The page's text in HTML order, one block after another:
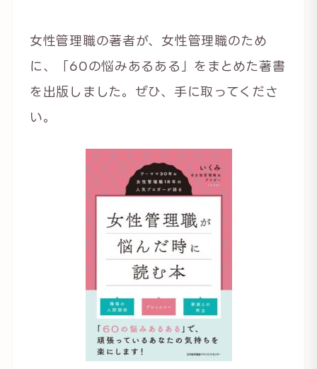
女性管理職の著者が、女性管理職のため
に、「60の悩みあるある」をまとめた著書
を出版しました。ぜひ、手に取ってくださ
い。